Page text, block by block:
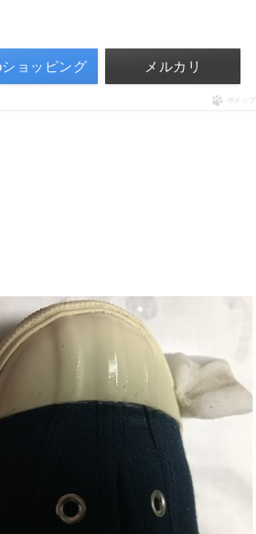
ョッピング メルカリ
ポチップ